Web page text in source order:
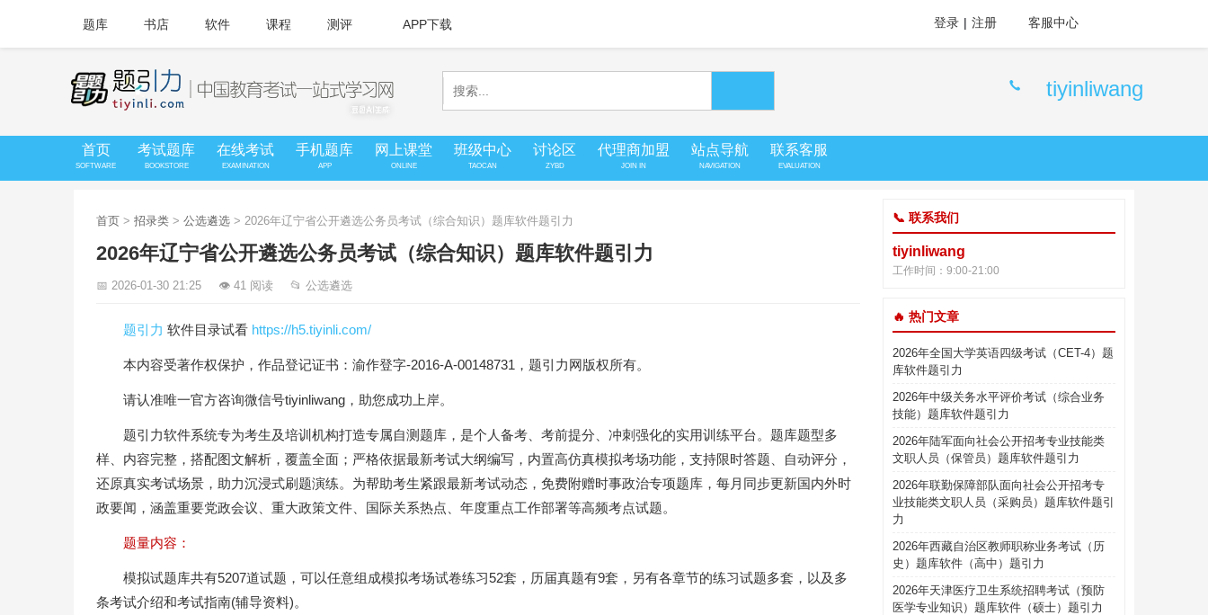
题库 书店 软件 课程 测评 APP下载 登录 | 注册 客服中心
tiyinliwang
首页
SOFTWARE
考试题库
BOOKSTORE
在线考试
EXAMINATION
手机题库
APP
网上课堂
ONLINE
班级中心
TAOCAN
讨论区
ZYBD
代理商加盟
JOIN IN
站点导航
NAVIGATION
联系客服
EVALUATION
首页 > 招录类 > 公选遴选 > 2026年辽宁省公开遴选公务员考试（综合知识）题库软件题引力
2026年辽宁省公开遴选公务员考试（综合知识）题库软件题引力
📅 2026-01-30 21:25 👁 41 阅读 📂 公选遴选
题引力 软件目录试看 https://h5.tiyinli.com/
本内容受著作权保护，作品登记证书：渝作登字-2016-A-00148731，题引力网版权所有。
请认准唯一官方咨询微信号tiyinliwang，助您成功上岸。
题引力软件系统专为考生及培训机构打造专属自测题库，是个人备考、考前提分、冲刺强化的实用训练平台。题库题型多
样、内容完整，搭配图文解析，覆盖全面；严格依据最新考试大纲编写，内置高仿真模拟考场功能，支持限时答题、自动评分，
还原真实考试场景，助力沉浸式刷题演练。为帮助考生紧跟最新考试动态，免费附赠时事政治专项题库，每月同步更新国内外时
政要闻，涵盖重要党政会议、重大政策文件、国际关系热点、年度重点工作部署等高频考点试题。
题量内容：
模拟试题库共有5207道试题，可以任意组成模拟考场试卷练习52套，历届真题有9套，另有各章节的练习试题多套，以及多
条考试介绍和考试指南(辅导资料)。
📞 联系我们
tiyinliwang
工作时间：9:00-21:00
🔥 热门文章
2026年全国大学英语四级考试（CET-4）题
库软件题引力
2026年中级关务水平评价考试（综合业务
技能）题库软件题引力
2026年陆军面向社会公开招考专业技能类
文职人员（保管员）题库软件题引力
2026年联勤保障部队面向社会公开招考专
业技能类文职人员（采购员）题库软件题引
力
2026年西藏自治区教师职称业务考试（历
史）题库软件（高中）题引力
2026年天津医疗卫生系统招聘考试（预防
医学专业知识）题库软件（硕士）题引力